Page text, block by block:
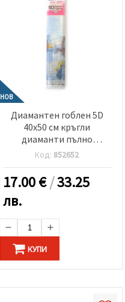
НОВ
Диамантен гоблен 5D
40x50 см кръгли
диаманти пълно
облепяне -Фар на
Код: 852652
17.00€/33.25
лв.
КУПИ